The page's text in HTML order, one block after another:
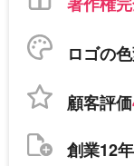
ロゴの
顧客評価
創業12年